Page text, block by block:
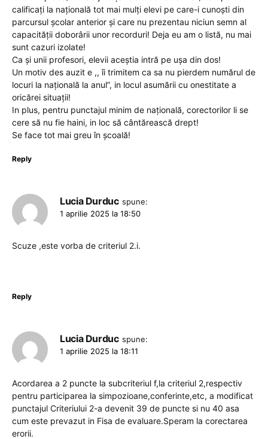
calificați la națională tot mai mulți elevi pe care-i cunoști din
parcursul școlar anterior și care nu prezentau niciun semn al
capacității doborârii unor recorduri! Deja eu am o listă, nu mai
sunt cazuri izolate!
Ca și unii profesori, elevii aceștia intră pe ușa din dos!
Un motiv des auzit e ,, îi trimitem ca sa nu pierdem numărul de
locuri la națională la anul”, in locul asumării cu onestitate a
oricărei situații!
In plus, pentru punctajul minim de națională, corectorilor li se
cere să nu fie haini, in loc să cântărească drept!
Se face tot mai greu în școală!
Reply
Lucia Durduc spune:
1 aprilie 2025 la 18:50
Scuze ,este vorba de criteriul 2.i.
Reply
Lucia Durduc spune:
1 aprilie 2025 la 18:11
Acordarea a 2 puncte la subcriteriul f,la criteriul 2,respectiv
pentru participarea la simpozioane,conferinte,etc, a modificat
punctajul Criteriului 2-a devenit 39 de puncte si nu 40 asa
cum este prevazut in Fisa de evaluare.Speram la corectarea
erorii.